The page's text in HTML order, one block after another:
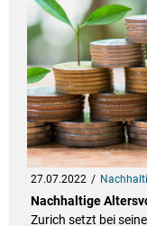
27.07.2022
Nachhaltige
Zurich setzt bei